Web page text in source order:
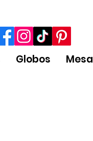
Globos Mesa